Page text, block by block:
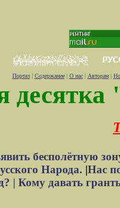
Портал| Содержание| О нас| Авторам|
десятка
бесполётную
Народа. |Нас
| Кому давать